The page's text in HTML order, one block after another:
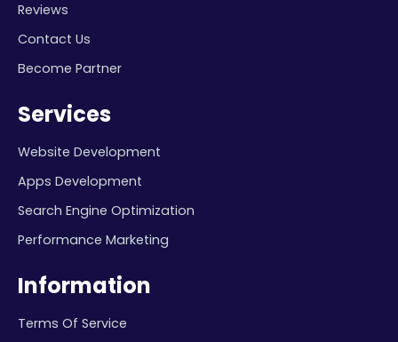
Reviews
Contact Us
Become Partner
Services
Website Development
Apps Development
Search Engine Optimization
Performance Marketing
Information
Terms Of Service